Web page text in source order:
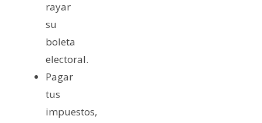
rayar
su
boleta
electoral.
Pagar
tus
impuestos,